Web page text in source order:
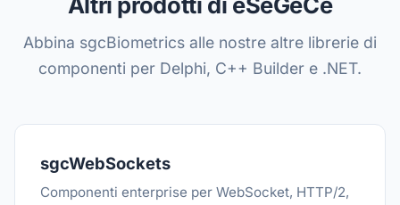
Abbina sgcBiometrics alle nostre altre librerie di
componenti per Delphi, C++ Builder e .NET.
sgcWebSockets
Componenti enterprise per WebSocket, HTTP/2,